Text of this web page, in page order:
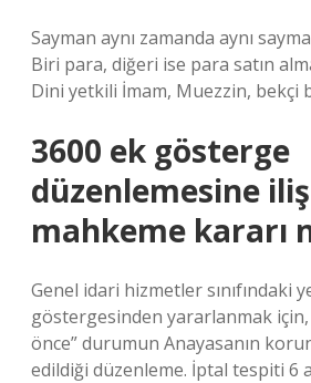
Sayman aynı zamanda aynı
Biri para, diğeri ise para satın
Dini yetkili İmam, Muezzin, bekçi
3600 ek gösterge
düzenlemesine
mahkeme kararı
Genel idari hizmetler sınıfındaki
göstergesinden yararlanmak için,
önce” durumun Anayasanın
edildiği düzenleme. İptal tespiti 6